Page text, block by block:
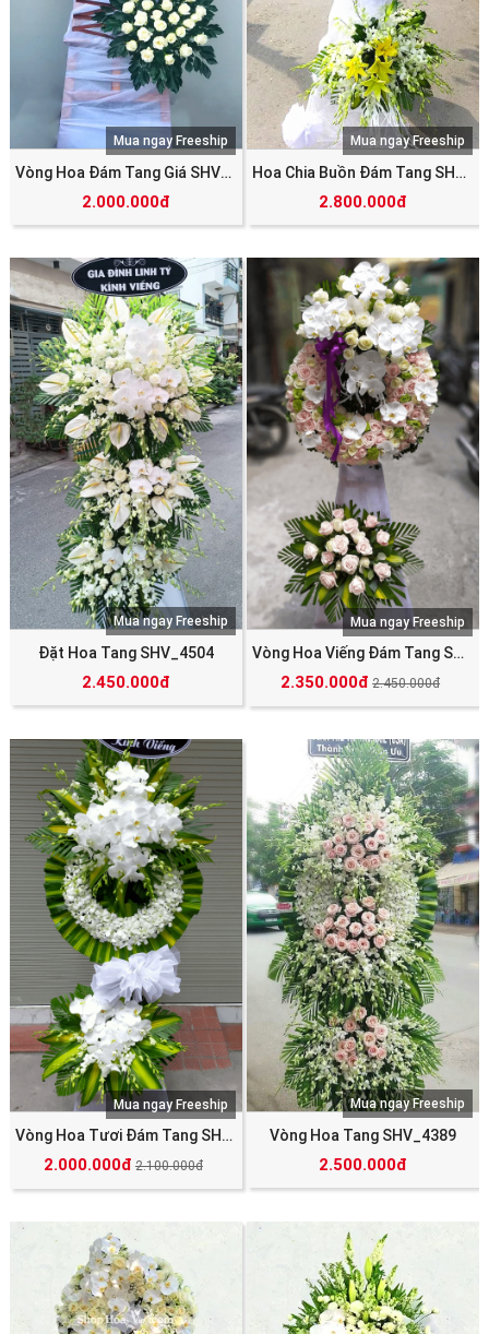
Vòng Hoa Đám Tang Giá SHV_4433
2.000.000đ
Mua ngay Freeship
Hoa Chia Buồn Đám Tang SHV_4342
2.800.000đ
Mua ngay Freeship
Đặt Hoa Tang SHV_4504
2.450.000đ
Mua ngay Freeship
Vòng Hoa Viếng Đám Tang SHV_4498
2.350.000đ 2.450.000đ
Mua ngay Freeship
Vòng Hoa Tươi Đám Tang SHV_4475
2.000.000đ 2.100.000đ
Mua ngay Freeship
Vòng Hoa Tang SHV_4389
2.500.000đ
Mua ngay Freeship